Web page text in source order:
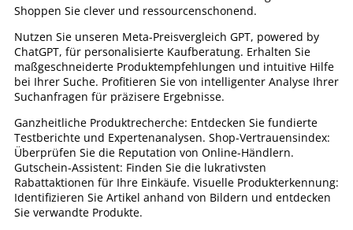
Shoppen Sie clever und ressourcenschonend.
Nutzen Sie unseren Meta-Preisvergleich GPT, powered by
ChatGPT, für personalisierte Kaufberatung. Erhalten Sie
maßgeschneiderte Produktempfehlungen und intuitive Hilfe
bei Ihrer Suche. Profitieren Sie von intelligenter Analyse Ihrer
Suchanfragen für präzisere Ergebnisse.
Ganzheitliche Produktrecherche: Entdecken Sie fundierte
Testberichte und Expertenanalysen. Shop-Vertrauensindex:
Überprüfen Sie die Reputation von Online-Händlern.
Gutschein-Assistent: Finden Sie die lukrativsten
Rabattaktionen für Ihre Einkäufe. Visuelle Produkterkennung:
Identifizieren Sie Artikel anhand von Bildern und entdecken
Sie verwandte Produkte.